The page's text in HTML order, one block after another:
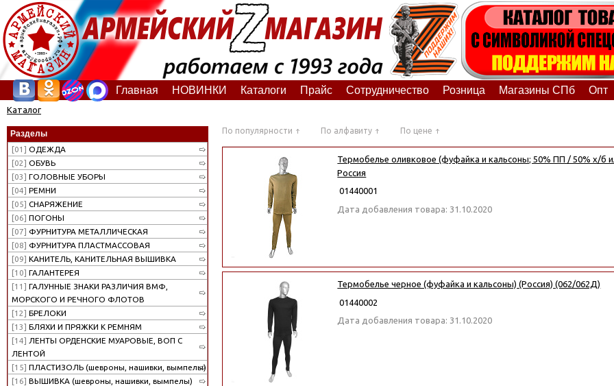
Главная НОВИНКИ Каталоги Прайс Сотрудничество Розница Магазины СПб Опт
Каталог
Разделы
[01] ОДЕЖДА
[02] ОБУВЬ
[03] ГОЛОВНЫЕ УБОРЫ
[04] РЕМНИ
[05] СНАРЯЖЕНИЕ
[06] ПОГОНЫ
[07] ФУРНИТУРА МЕТАЛЛИЧЕСКАЯ
[08] ФУРНИТУРА ПЛАСТМАССОВАЯ
[09] КАНИТЕЛЬ, КАНИТЕЛЬНАЯ ВЫШИВКА
[10] ГАЛАНТЕРЕЯ
[11] ГАЛУННЫЕ ЗНАКИ РАЗЛИЧИЯ ВМФ,
МОРСКОГО И РЕЧНОГО ФЛОТОВ
[12] БРЕЛОКИ
[13] БЛЯХИ И ПРЯЖКИ К РЕМНЯМ
[14] ЛЕНТЫ ОРДЕНСКИЕ МУАРОВЫЕ, ВОП С
ЛЕНТОЙ
[15] ПЛАСТИЗОЛЬ (шевроны, нашивки, вымпелы)
[16] ВЫШИВКА (шевроны, нашивки, вымпелы)
По популярности По алфавиту По цене
Термобелье оливковое (фуфайка и кальсоны; 50% ПП / 50% х/б
Россия
01440001
Дата добавления товара: 31.10.2020
Термобелье черное (фуфайка и кальсоны) (Россия) (062/062Д)
01440002
Дата добавления товара: 31.10.2020